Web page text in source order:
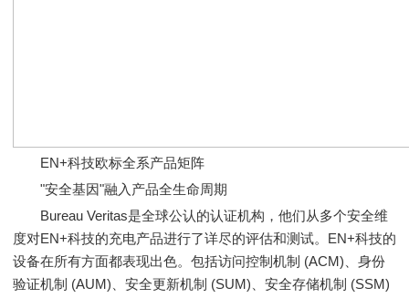
EN+科技欧标全系产品矩阵
"安全基因"融入产品全生命周期
Bureau Veritas是全球公认的认证机构，他们从多个安全维
度对EN+科技的充电产品进行了详尽的评估和测试。EN+科技的
设备在所有方面都表现出色。包括访问控制机制 (ACM)、身份
验证机制 (AUM)、安全更新机制 (SUM)、安全存储机制 (SSM)